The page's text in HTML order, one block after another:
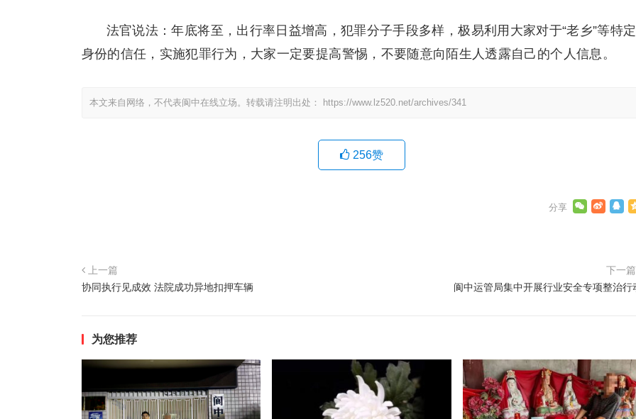
法官说法：年底将至，出行率日益增高，犯罪分子手段多样，极易利用大家对于“老乡”等特定
身份的信任，实施犯罪行为，大家一定要提高警惕，不要随意向陌生人透露自己的个人信息。
本文来自网络，不代表阆中在线立场。转载请注明出处： https://www.lz520.net/archives/341
256赞
上一篇
协同执行见成效 法院成功异地扣押车辆
下一
阆中运管局集中开展行业安全专项整治行
为您推荐